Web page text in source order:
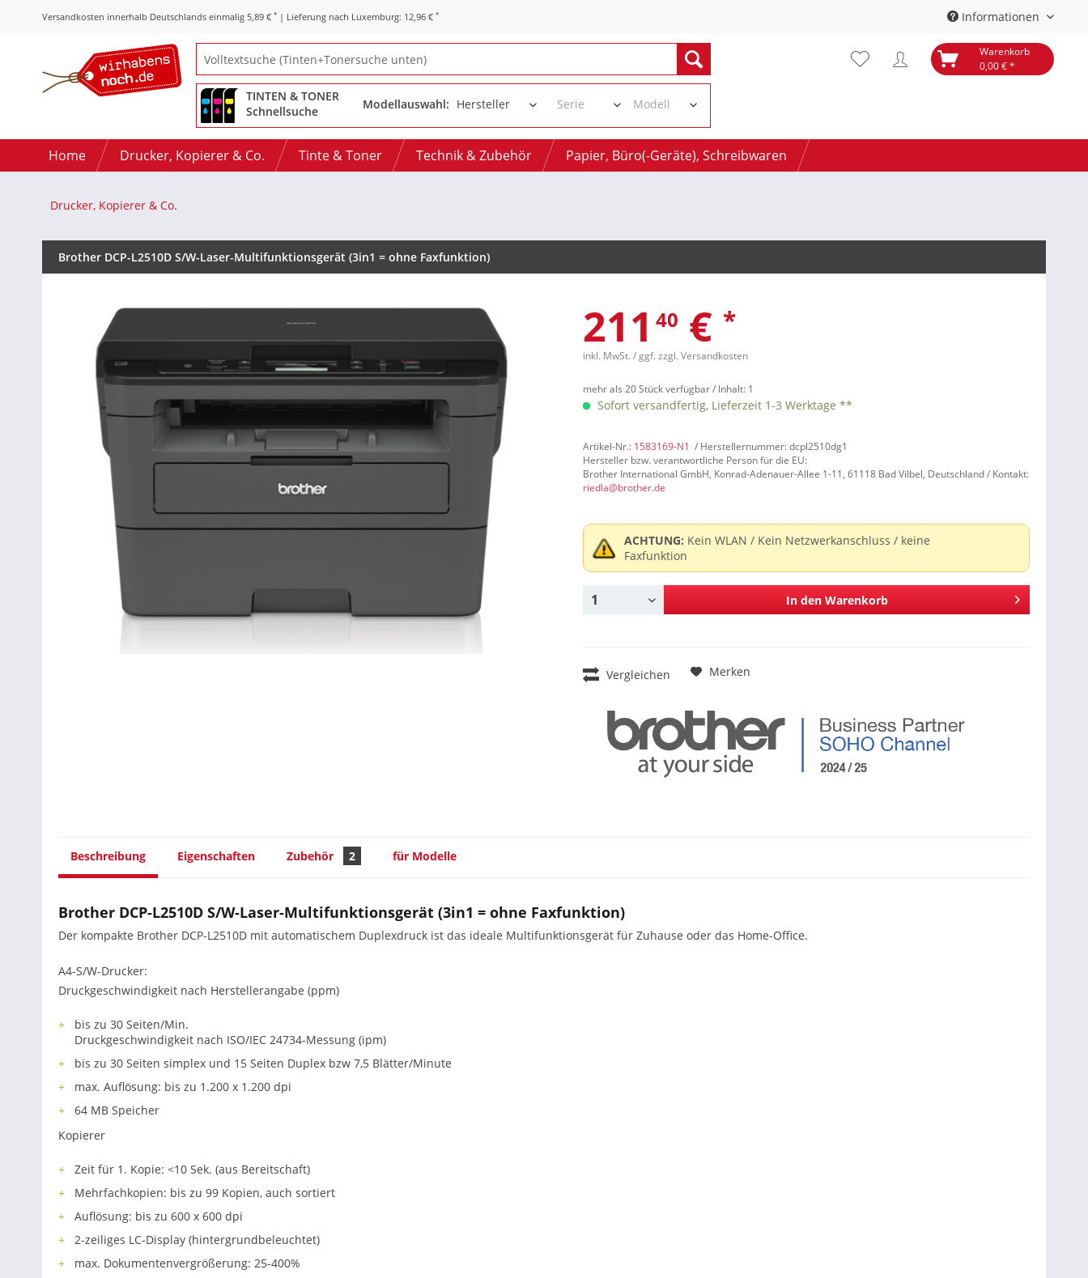
Versandkosten innerhalb Deutschlands einmalig 5,89 € * | Lieferung nach Luxemburg: 12,96 € * Informationen
Warenkorb
0,00 € *
TINTEN & TONER
Schnellsuche
Modellauswahl:
Home Drucker, Kopierer & Co. Tinte & Toner Technik & Zubehör Papier, Büro(-Geräte), Schreibwaren
Drucker, Kopierer & Co.
Brother DCP-L2510D S/W-Laser-Multifunktionsgerät (3in1 = ohne Faxfunktion)
211 40 € *
inkl. MwSt. / ggf. zzgl. Versandkosten
mehr als 20 Stück verfügbar / Inhalt: 1
Sofort versandfertig, Lieferzeit 1-3 Werktage **
Artikel-Nr.: 1583169-N1 / Herstellernummer: dcpl2510dg1
Hersteller bzw. verantwortliche Person für die EU:
Brother International GmbH, Konrad-Adenauer-Allee 1-11, 61118 Bad Vilbel, Deutschland / Kontakt:
riedla@brother.de
ACHTUNG: Kein WLAN / Kein Netzwerkanschluss / keine
Faxfunktion
In den Warenkorb
Vergleichen Merken
Beschreibung Eigenschaften Zubehör 2 für Modelle
Brother DCP-L2510D S/W-Laser-Multifunktionsgerät (3in1 = ohne Faxfunktion)
Der kompakte Brother DCP-L2510D mit automatischem Duplexdruck ist das ideale Multifunktionsgerät für Zuhause oder das Home-Office.
A4-S/W-Drucker:
Druckgeschwindigkeit nach Herstellerangabe (ppm)
bis zu 30 Seiten/Min.
Druckgeschwindigkeit nach ISO/IEC 24734-Messung (ipm)
bis zu 30 Seiten simplex und 15 Seiten Duplex bzw 7,5 Blätter/Minute
max. Auflösung: bis zu 1.200 x 1.200 dpi
64 MB Speicher
Kopierer
Zeit für 1. Kopie: <10 Sek. (aus Bereitschaft)
Mehrfachkopien: bis zu 99 Kopien, auch sortiert
Auflösung: bis zu 600 x 600 dpi
2-zeiliges LC-Display (hintergrundbeleuchtet)
max. Dokumentenvergrößerung: 25-400%